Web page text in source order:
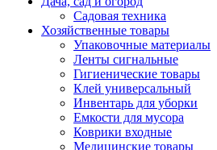
Садовая техника
Хозяйственные товары
Упаковочные материалы
Ленты сигнальные
Гигиенические товары
Клей универсальный
Инвентарь для уборки
Емкости для мусора
Коврики входные
Медицинские товары